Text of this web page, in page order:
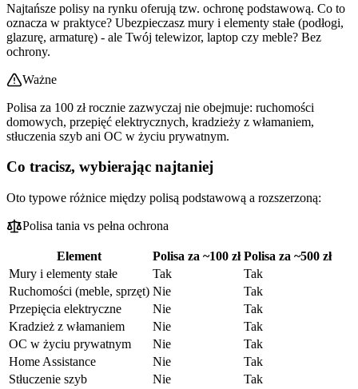
Najtańsze polisy na rynku oferują tzw. ochronę podstawową. Co to
oznacza w praktyce? Ubezpieczasz mury i elementy stałe (podłogi,
glazurę, armaturę) - ale Twój telewizor, laptop czy meble? Bez
ochrony.
Ważne
Polisa za 100 zł rocznie zazwyczaj nie obejmuje: ruchomości
domowych, przepięć elektrycznych, kradzieży z włamaniem,
stłuczenia szyb ani OC w życiu prywatnym.
Co tracisz, wybierając najtaniej
Oto typowe różnice między polisą podstawową a rozszerzoną:
Polisa tania vs pełna ochrona
Element Polisa za ~100 zł Polisa za ~500 zł
Mury i elementy stałe
Tak
Tak
Ruchomości (meble, sprzęt) Nie
Tak
Przepięcia elektryczne
Nie
Tak
Kradzież z włamaniem
Nie
Tak
OC w życiu prywatnym
Nie
Tak
Home Assistance
Nie
Tak
Stłuczenie szyb
Nie
Tak